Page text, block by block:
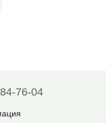
76-04